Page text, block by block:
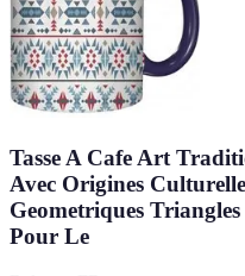
Tasse A Cafe Art
Avec Origines
Geometriques
Pour Le